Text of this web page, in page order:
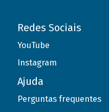
Redes Sociais
YouTube
Instagram
Ajuda
Perguntas frequentes